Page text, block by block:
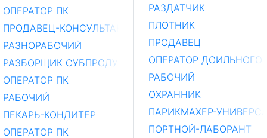
ОПЕРАТОР ПК
ПРОДАВЕЦ-КОНСУЛЬТАНТ
РАЗНОРАБОЧИЙ
РАЗБОРЩИК СУБПРОДУКТОВ
ОПЕРАТОР ПК
РАБОЧИЙ
ПЕКАРЬ-КОНДИТЕР
ОПЕРАТОР ПК
РАЗДАТЧИК
ПЛОТНИК
ПРОДАВЕЦ
ОПЕРАТОР ДОИЛЬНОГО
РАБОЧИЙ
ОХРАННИК
ПАРИКМАХЕР-
ПОРТНОЙ-ЛАБОРАНТ